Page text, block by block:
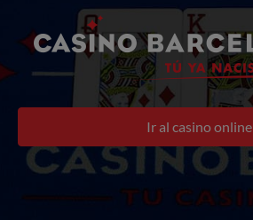
Ir al casino online